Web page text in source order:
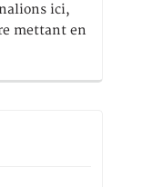
ici,
mettant en